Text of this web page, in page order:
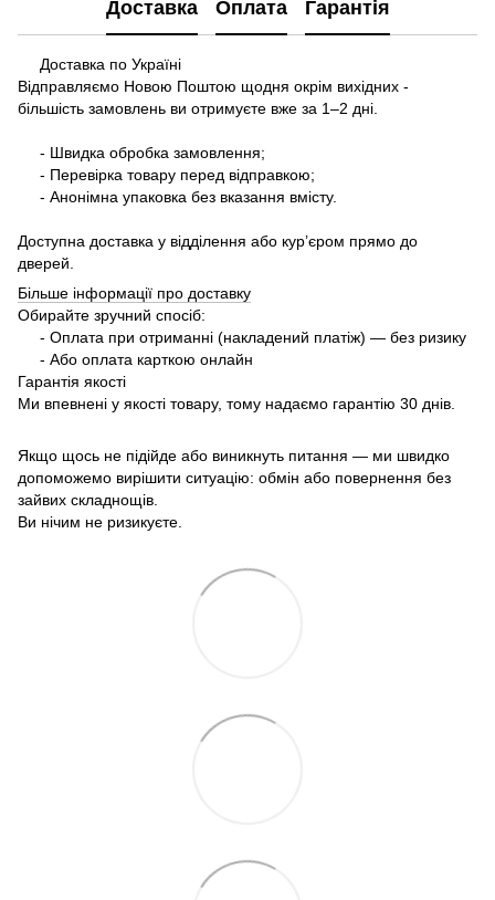
Доставка Оплата Гарантія
Доставка по Україні
Відправляємо Новою Поштою щодня окрім вихідних -
більшість замовлень ви отримуєте вже за 1–2 дні.
- Швидка обробка замовлення;
- Перевірка товару перед відправкою;
- Анонімна упаковка без вказання вмісту.
Доступна доставка у відділення або кур’єром прямо до
дверей.
Більше інформації про доставку
Обирайте зручний спосіб:
- Оплата при отриманні (накладений платіж) — без ризику
- Або оплата карткою онлайн
Гарантія якості
Ми впевнені у якості товару, тому надаємо гарантію 30 днів.
Якщо щось не підійде або виникнуть питання — ми швидко
допоможемо вирішити ситуацію: обмін або повернення без
зайвих складнощів.
Ви нічим не ризикуєте.